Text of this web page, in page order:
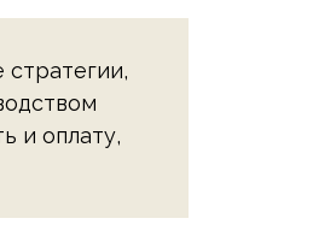
и оплату,